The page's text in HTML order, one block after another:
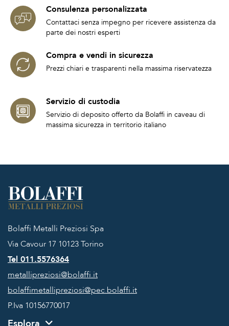
Consulenza personalizzata
Contattaci senza impegno per ricevere assistenza da
parte dei nostri esperti
Compra e vendi in sicurezza
Prezzi chiari e trasparenti nella massima riservatezza
Servizio di custodia
Servizio di deposito offerto da Bolaffi in caveau di
massima sicurezza in territorio italiano
Bolaffi Metalli Preziosi Spa
Via Cavour 17 10123 Torino
Tel 011.5576364
metallipreziosi@bolaffi.it
bolaffimetallipreziosi@pec.bolaffi.it
P.Iva 10156770017